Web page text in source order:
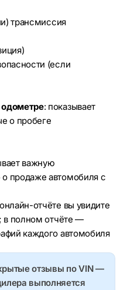
трансмиссия
(если
: показывает
о пробеге
важную
продаже автомобиля с
отчёте вы увидите
в полном отчёте —
каждого автомобиля
отзывы по VIN —
выполняется